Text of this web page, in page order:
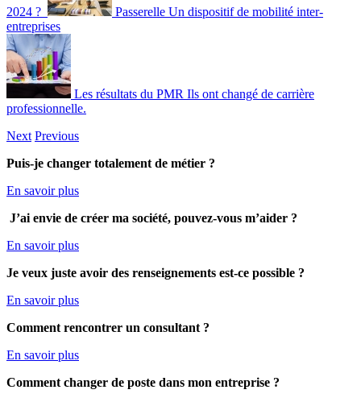
2024 ? Passerelle Un dispositif de mobilité inter-
entreprises
Les résultats du PMR Ils ont changé de carrière
professionnelle.
Next Previous
Puis-je changer totalement de métier ?
En savoir plus
J’ai envie de créer ma société, pouvez-vous m’aider ?
En savoir plus
Je veux juste avoir des renseignements est-ce possible ?
En savoir plus
Comment rencontrer un consultant ?
En savoir plus
Comment changer de poste dans mon entreprise ?